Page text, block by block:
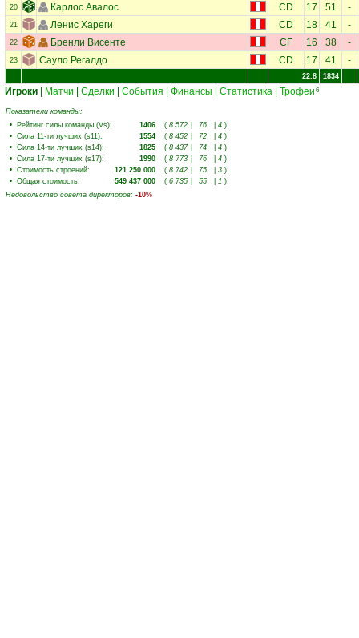
20 Карлос Авалос CD 17 51 -
21 Ленис Хареги CD 18 41 -
22 Бренли Висенте CF 16 38 -
23 Сауло Регалдо CD 17 41 -
22.8 1834
Игроки Матчи Сделки События Финансы Статистика Трофеи 6
Показатели команды:
• Рейтинг силы команды (Vs): 1406 ( 8 572 76 4 )
• Сила 11-ти лучших (s11): 1554 ( 8 452 72 4 )
• Сила 14-ти лучших (s14): 1825 ( 8 437 74 4 )
• Сила 17-ти лучших (s17): 1990 ( 8 773 76 4 )
• Стоимость строений: 121 250 000 ( 8 742 75 3 )
• Общая стоимость: 549 437 000 ( 6 735 55 1 )
Недовольство совета директоров: -10%